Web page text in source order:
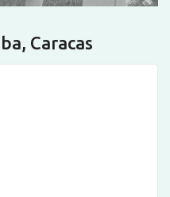
Caracas